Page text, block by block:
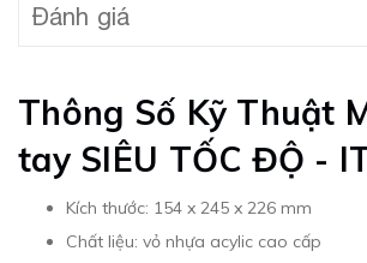
Đánh giá
Thông Số Kỹ Thuật
tay SIÊU TỐC ĐỘ -
Kích thước: 154 x 245 x 226 mm
Chất liệu: vỏ nhựa acylic cao cấp